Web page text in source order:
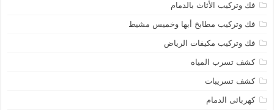
فك وتركيب الأثاث بالدمام
فك وتركيب مطابخ أبها وخميس مشيط
فك وتركيب مكيفات الرياض
كشف تسرب المياه
كشف تسريبات
كهربائى الدمام